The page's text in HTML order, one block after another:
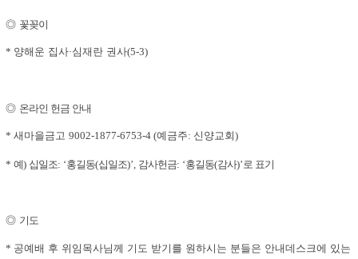
◎ 꽃꽂이
* 양해운 집사·심재란 권사(5-3)
◎ 온라인 헌금 안내
* 새마을금고 9002-1877-6753-4 (예금주: 신양교회)
* 예) 십일조: ‘홍길동(십일조)’, 감사헌금: ‘홍길동(감사)’ 로 표기
◎ 기도
* 공예배 후 위임목사님께 기도 받기를 원하시는 분들은 안내데스크에 있는